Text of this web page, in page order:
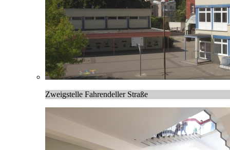
Zweigstelle Fahrendeller Straße